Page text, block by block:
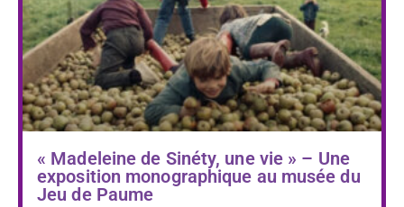
« Madeleine de Sinéty, une vie » – Une
exposition monographique au musée du
Jeu de Paume